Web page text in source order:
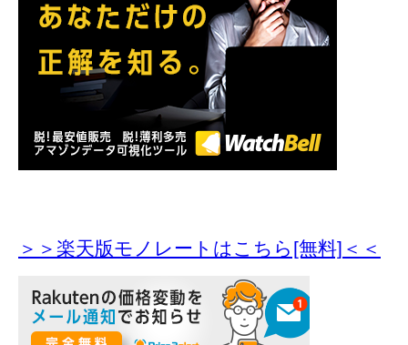
＞＞楽天版モノレートはこちら[無料]＜＜